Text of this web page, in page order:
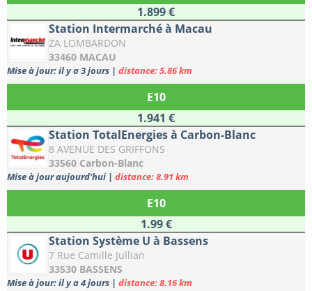
1.899 €
Station Intermarché à Macau
ZA LOMBARDON
33460 MACAU
Mise à jour: il y a 3 jours | distance: 5.86 km
E10
1.941 €
Station TotalEnergies à Carbon-Blanc
8 AVENUE DES GRIFFONS
33560 Carbon-Blanc
Mise à jour aujourd'hui | distance: 8.91 km
E10
1.99 €
Station Système U à Bassens
7 Rue Camille Jullian
33530 BASSENS
Mise à jour: il y a 4 jours | distance: 8.16 km